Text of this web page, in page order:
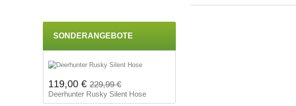
SONDERANGEBOTE
119,00 € 229,99 €
Deerhunter Rusky Silent Hose